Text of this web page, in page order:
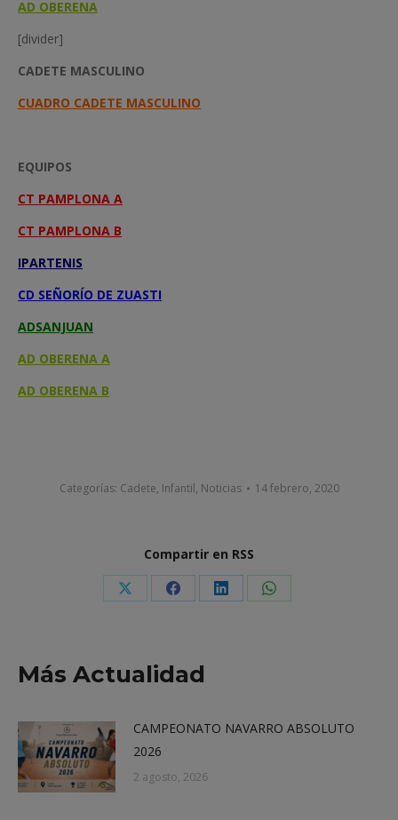
AD OBERENA
[divider]
CADETE MASCULINO
CUADRO CADETE MASCULINO
EQUIPOS
CT PAMPLONA A
CT PAMPLONA B
IPARTENIS
CD SEÑORÍO DE ZUASTI
ADSANJUAN
AD OBERENA A
AD OBERENA B
Categorías: Cadete, Infantil, Noticias 14 febrero, 2020
Compartir en RSS
Share Share Share Share
Más Actualidad
CAMPEONATO NAVARRO ABSOLUTO
2026
2 agosto, 2026